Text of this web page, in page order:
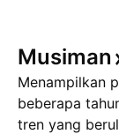
Musiman
Menampilkan
beberapa
tren yang